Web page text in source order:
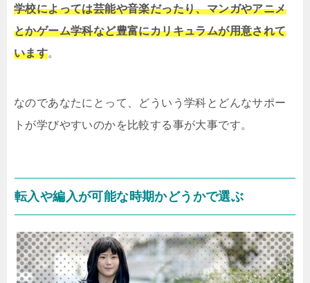
学校によっては芸能や音楽だったり、マンガやアニメ
とかゲーム学科など豊富にカリキュラムが用意されて
います。
なのであなたにとって、どういう学科とどんなサポー
トが学びやすいのかを比較する事が大事です。
転入や編入が可能な時期かどうかで選ぶ